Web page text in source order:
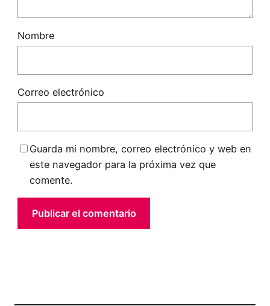
Nombre
Correo electrónico
Guarda mi nombre, correo electrónico y web en
este navegador para la próxima vez que
comente.